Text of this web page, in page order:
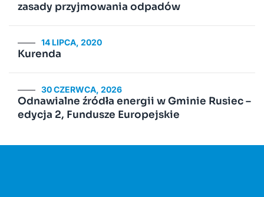
zasady przyjmowania odpadów
14 LIPCA, 2020
Kurenda
30 CZERWCA, 2026
Odnawialne źródła energii w Gminie Rusiec –
edycja 2, Fundusze Europejskie